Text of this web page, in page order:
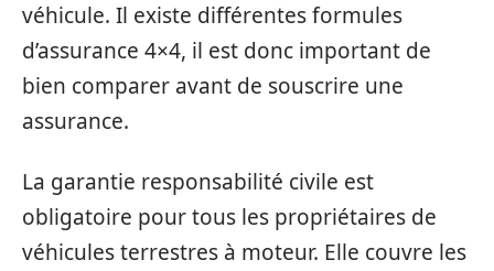
véhicule. Il existe différentes formules
d’assurance 4×4, il est donc important de
bien comparer avant de souscrire une
assurance.
La garantie responsabilité civile est
obligatoire pour tous les propriétaires de
véhicules terrestres à moteur. Elle couvre les